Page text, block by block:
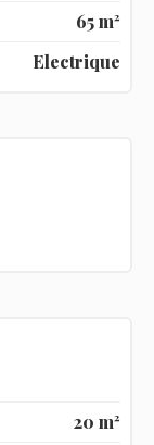
65 m²
Electrique
20 m²